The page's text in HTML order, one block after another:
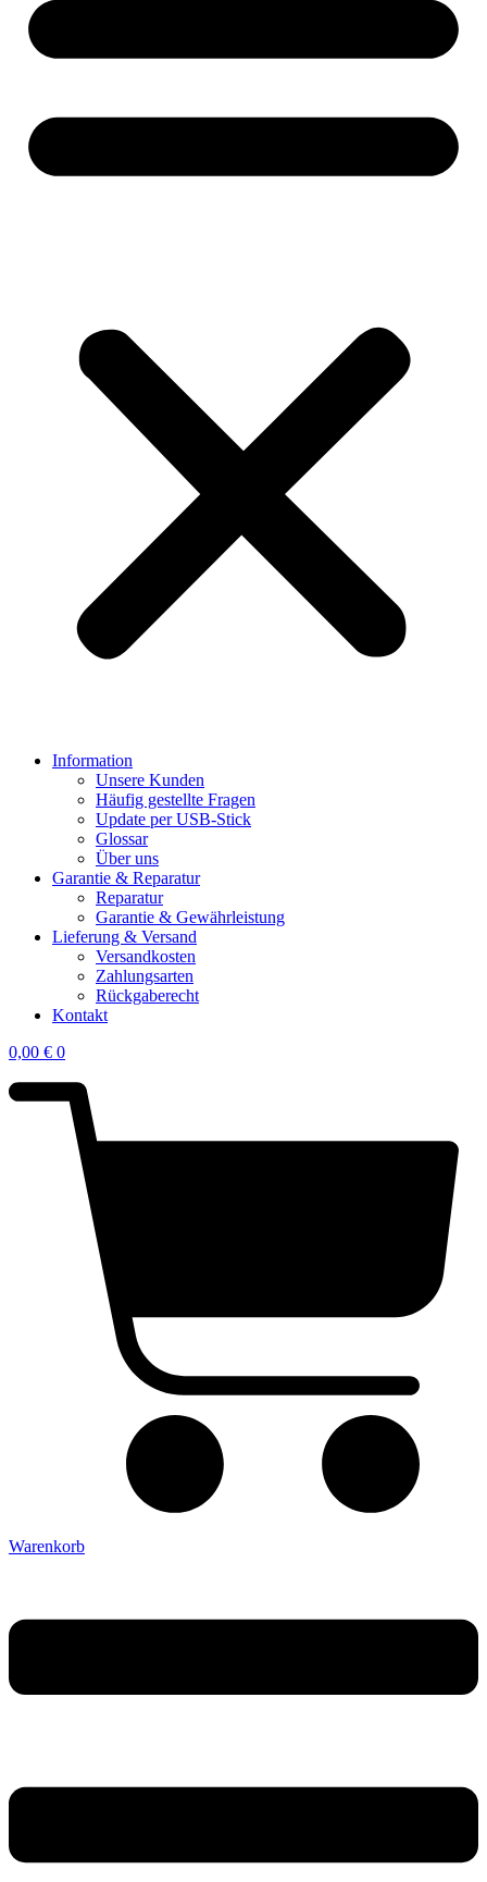
Information
Unsere Kunden
Häufig gestellte Fragen
Update per USB-Stick
Glossar
Über uns
Garantie & Reparatur
Reparatur
Garantie & Gewährleistung
Lieferung & Versand
Versandkosten
Zahlungsarten
Rückgaberecht
Kontakt
0,00 € 0
Warenkorb